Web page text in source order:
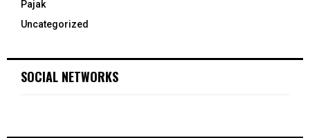
Pajak
Uncategorized
SOCIAL NETWORKS